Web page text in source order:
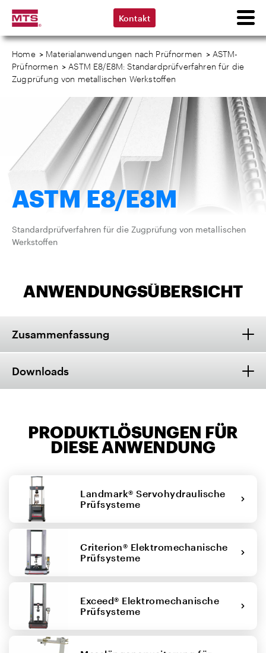
Kontakt
Home > Materialanwendungen nach Prüfnormen > ASTM-
Prüfnormen > ASTM E8/E8M: Standardprüfverfahren für die
Zugprüfung von metallischen Werkstoffen
ASTM E8/E8M
Standardprüfverfahren für die Zugprüfung von metallischen
Werkstoffen
ANWENDUNGSÜBERSICHT
Zusammenfassung
Downloads
PRODUKTLÖSUNGEN FÜR
DIESE ANWENDUNG
Landmark® Servohydraulische
Prüfsysteme
Criterion® Elektromechanische
Prüfsysteme
Exceed® Elektromechanische
Prüfsysteme